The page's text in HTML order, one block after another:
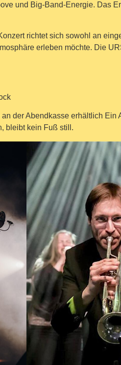
und Big-Band-Energie. Das
richtet sich sowohl an
erleben möchte. Die
der Abendkasse erhältlich
bleibt kein Fuß still.